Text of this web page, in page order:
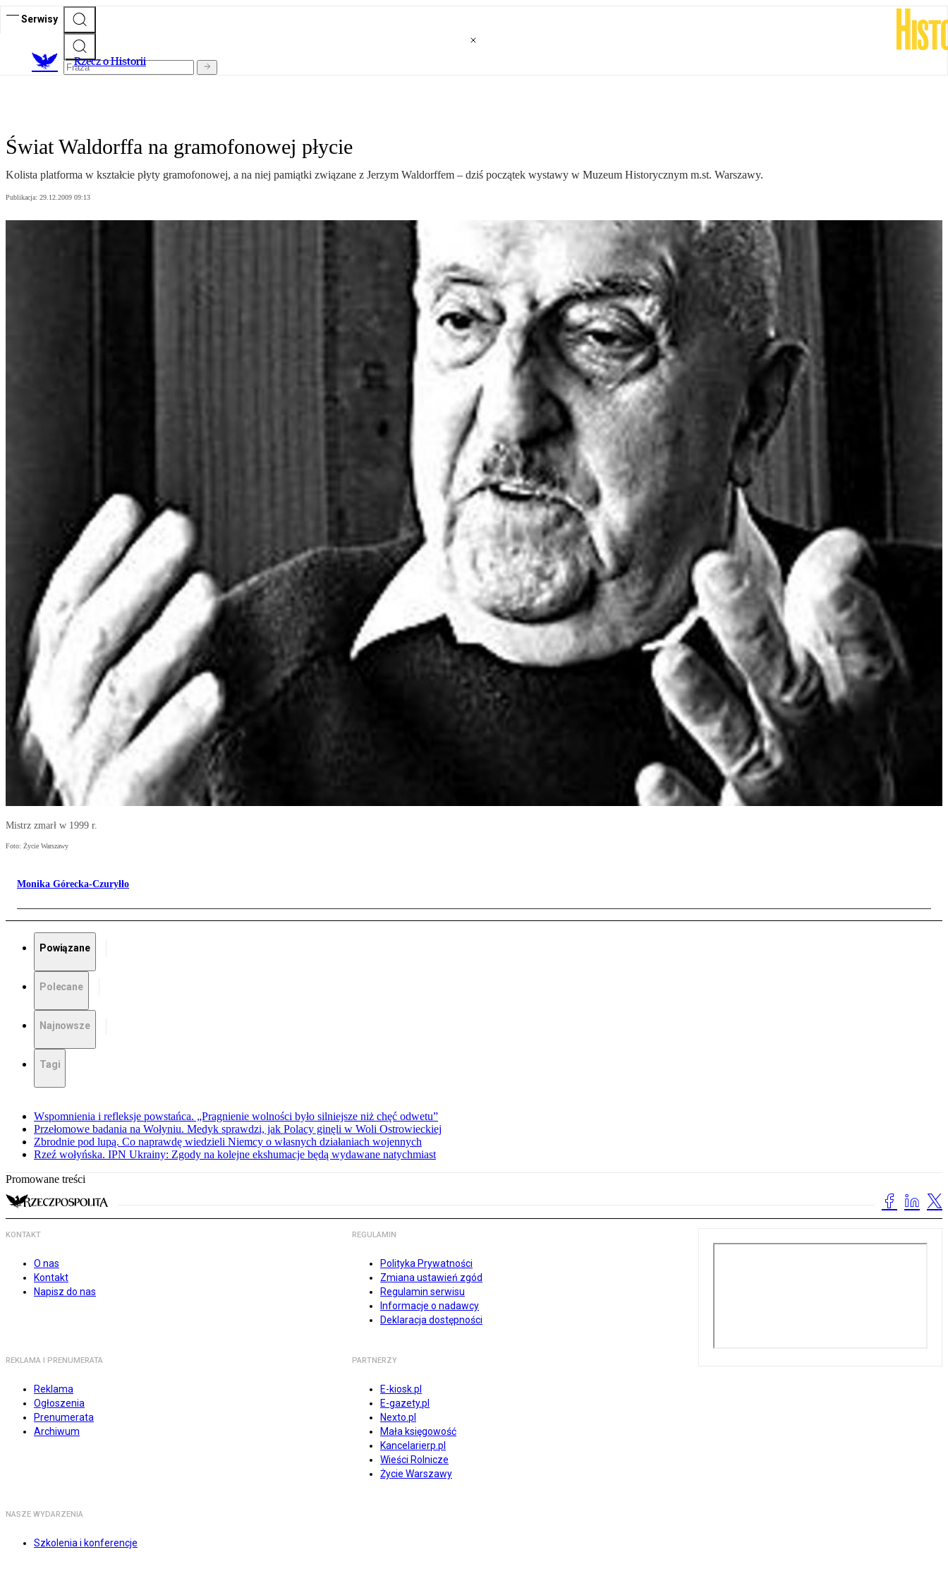
Serwisy
Rzecz o Historii
Świat Waldorffa na gramofonowej płycie
Kolista platforma w kształcie płyty gramofonowej, a na niej pamiątki związane z Jerzym Waldorffem – dziś początek wystawy w Muzeum Historycznym m.st. Warszawy.
Publikacja: 29.12.2009 09:13
Mistrz zmarł w 1999 r.
Foto: Życie Warszawy
Monika Górecka-Czuryłło
Powiązane
Polecane
Najnowsze
Tagi
Wspomnienia i refleksje powstańca. „Pragnienie wolności było silniejsze niż chęć odwetu”
Przełomowe badania na Wołyniu. Medyk sprawdzi, jak Polacy ginęli w Woli Ostrowieckiej
Zbrodnie pod lupą. Co naprawdę wiedzieli Niemcy o własnych działaniach wojennych
Rzeź wołyńska. IPN Ukrainy: Zgody na kolejne ekshumacje będą wydawane natychmiast
Promowane treści
KONTAKT
O nas
Kontakt
Napisz do nas
REGULAMIN
Polityka Prywatności
Zmiana ustawień zgód
Regulamin serwisu
Informacje o nadawcy
Deklaracja dostępności
REKLAMA I PRENUMERATA
Reklama
Ogłoszenia
Prenumerata
Archiwum
PARTNERZY
E-kiosk.pl
E-gazety.pl
Nexto.pl
Mała księgowość
Kancelarierp.pl
Wieści Rolnicze
Życie Warszawy
NASZE WYDARZENIA
Szkolenia i konferencje